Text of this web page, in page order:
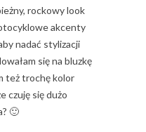
rockowy look
akcenty
nadać stylizacji
się na bluzkę
też trochę kolor
czuję się dużo
🙂